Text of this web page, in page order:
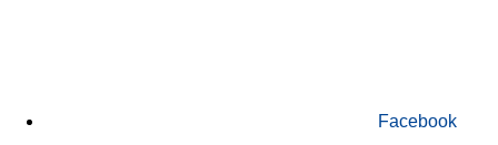
Facebook